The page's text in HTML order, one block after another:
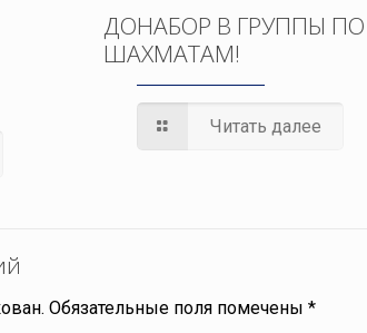
ДОНАБОР В ГРУППЫ ПО
ШАХМАТАМ!
Читать далее
Обязательные поля помечены*